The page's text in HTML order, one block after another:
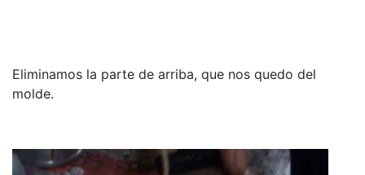
Eliminamos la parte de arriba, que nos quedo del
molde.